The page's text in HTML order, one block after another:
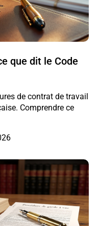
que dit le Code
de contrat de travail
Comprendre ce